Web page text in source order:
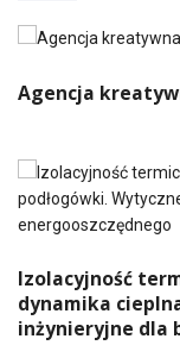
Agencja
Izolacyjność
dynamika
inżynieryjne dla